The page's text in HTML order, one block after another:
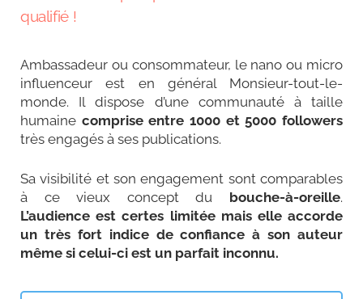
qualifié !
Ambassadeur ou consommateur, le nano ou micro
influenceur est en général Monsieur-tout-le-
monde. Il dispose d’une communauté à taille
humaine comprise entre 1000 et 5000 followers
très engagés à ses publications.
Sa visibilité et son engagement sont comparables
à ce vieux concept du bouche-à-oreille.
L’audience est certes limitée mais elle accorde
un très fort indice de confiance à son auteur
même si celui-ci est un parfait inconnu.